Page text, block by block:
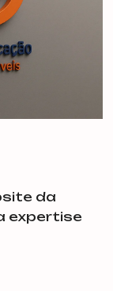
da
expertise